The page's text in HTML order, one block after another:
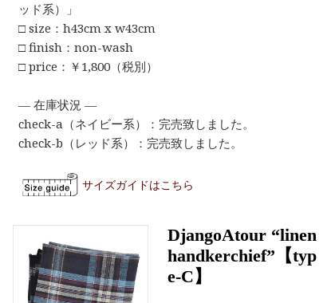
ッド系）」
□ size：h43cm x w43cm
□ finish：non-wash
□ price：￥1,800（税別）
— 在庫状況 —
check-a（ネイビー系）：完売致しました。
check-b（レッド系）：完売致しました。
サイズガイドはこちら
DjangoAtour “linen
handkerchief”【typ
e-C】